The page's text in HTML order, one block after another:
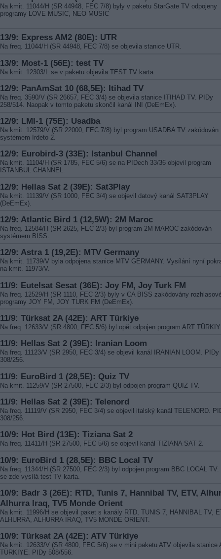
Na kmit. 11044/H (SR 44948, FEC 7/8) byly v paketu StarGate TV odpojeny
programy LOVE MUSIC, NEO MUSIC
13/9: Express AM2 (80E): UTR
Na freq. 11044/H (SR 44948, FEC 7/8) se objevila stanice UTR.
13/9: Most-1 (56E): test TV
Na kmit. 12303/L se v paketu objevila TEST TV karta.
12/9: PanAmSat 10 (68,5E): Itihad TV
Na freq. 3590/V (SR 26657, FEC 3/4) se objevila stanice ITIHAD TV. PIDy
258/514. Naopak v tomto paketu skončil kanál INI (DeEmEx).
12/9: LMI-1 (75E): Usadba
Na kmit. 12579/V (SR 22000, FEC 7/8) byl program USADBA TV zakódován
systémem Irdeto 2.
12/9: Eurobird-3 (33E): Istanbul Channel
Na kmit. 11104/H (SR 1785, FEC 5/6) se na PIDech 33/36 objevil program
ISTANBUL CHANNEL.
12/9: Hellas Sat 2 (39E): Sat3Play
Na kmit. 11139/V (SR 1000, FEC 3/4) se objevil datový kanál SAT3PLAY
(DeEmEx).
12/9: Atlantic Bird 1 (12,5W): 2M Maroc
Na freq. 12584/H (SR 2625, FEC 2/3) byl program 2M MAROC zakódován
systémem BISS.
12/9: Astra 1 (19,2E): MTV Germany
Na kmit. 11739/V byla odpojena stanice MTV GERMANY. Vysílání nyní
na kmit. 11973/V.
11/9: Eutelsat Sesat (36E): Joy FM, Joy Turk FM
Na freq. 12529/H (SR 1110, FEC 2/3) byly v CA BISS zakódovány
programy JOY FM, JOY TURK FM (DeEmEx).
11/9: Türksat 2A (42E): ART Türkiye
Na freq. 12633/V (SR 4800, FEC 5/6) byl opět odpojen program ART
11/9: Hellas Sat 2 (39E): Iranian Loom
Na freq. 11123/V (SR 2950, FEC 3/4) se objevil kanál IRANIAN LOOM. PIDy
308/256.
11/9: EuroBird 1 (28,5E): Quiz TV
Na kmit. 11259/V (SR 27500, FEC 2/3) byl odpojen program QUIZ TV.
11/9: Hellas Sat 2 (39E): Telenord
Na freq. 11119/V (SR 2950, FEC 3/4) se objevil italský kanál TELENORD.
308/256.
10/9: Hot Bird (13E): Tiziana Sat 2
Na freq. 11411/H (SR 27500, FEC 5/6) se objevil kanál TIZIANA SAT 2.
10/9: EuroBird 1 (28,5E): BBC Local TV
Na freq. 11344/H (SR 27500, FEC 2/3) byl odpojen program BBC LOCAL
se zde vysílá test TV karta.
10/9: Badr 3 (26E): RTD, Tunis 7, Hannibal TV, ETV,
Alhurra Iraq, TV5 Monde Orient
Na kmit. 11996/H se objevil paket s kanály RTD, TUNIS 7, HANNIBAL TV,
ALHURRA, ALHURRA IRAQ, TV5 MONDE ORIENT.
10/9: Türksat 2A (42E): ATV Türkiye
Na kmit. 12633/V (SR 4800, FEC 5/6) se v mini paketu ATV objevila stanice
TÜRKIYE. PIDy 508/556.